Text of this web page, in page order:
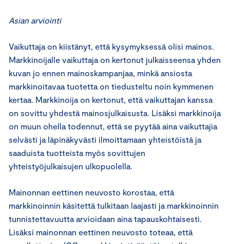
Asian arviointi
Vaikuttaja on kiistänyt, että kysymyksessä olisi mainos.
Markkinoijalle vaikuttaja on kertonut julkaisseensa yhden
kuvan jo ennen mainoskampanjaa, minkä ansiosta
markkinoitavaa tuotetta on tiedusteltu noin kymmenen
kertaa. Markkinoija on kertonut, että vaikuttajan kanssa
on sovittu yhdestä mainosjulkaisusta. Lisäksi markkinoija
on muun ohella todennut, että se pyytää aina vaikuttajia
selvästi ja läpinäkyvästi ilmoittamaan yhteistöistä ja
saaduista tuotteista myös sovittujen
yhteistyöjulkaisujen ulkopuolella.
Mainonnan eettinen neuvosto korostaa, että
markkinoinnin käsitettä tulkitaan laajasti ja markkinoinnin
tunnistettavuutta arvioidaan aina tapauskohtaisesti.
Lisäksi mainonnan eettinen neuvosto toteaa, että